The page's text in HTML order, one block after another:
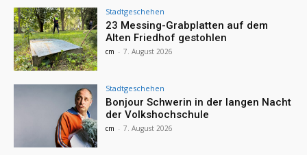
Stadtgeschehen
23 Messing-Grabplatten auf dem
Alten Friedhof gestohlen
cm - 7. August 2026
Stadtgeschehen
Bonjour Schwerin in der langen Nacht
der Volkshochschule
cm - 7. August 2026